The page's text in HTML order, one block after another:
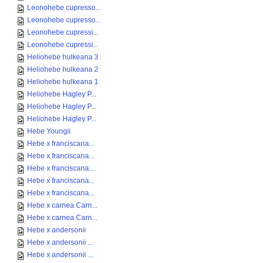
Leonohebe cupresso...
Leonohebe cupresso...
Leonohebe cupressi...
Leonohebe cupressi...
Heliohebe hulkeana 3
Heliohebe hulkeana 2
Heliohebe hulkeana 1
Heliohebe Hagley P...
Heliohebe Hagley P...
Heliohebe Hagley P...
Hebe Youngii
Hebe x franciscana...
Hebe x franciscana...
Hebe x franciscana...
Hebe x franciscana...
Hebe x franciscana...
Hebe x carnea Carn...
Hebe x carnea Carn...
Hebe x andersonii
Hebe x andersonii ...
Hebe x andersonii ...